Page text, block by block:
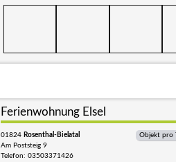
Ferienwohnung Elsel
01824 Rosenthal-Bielatal
Am Poststeig 9
Telefon: 03503371426
Objekt pro